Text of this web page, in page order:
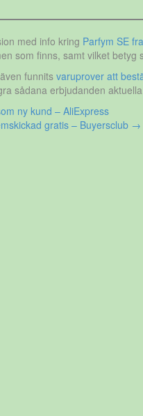
med info kring Parfym SE
som finns, samt vilket betyg
funnits varuprover att
sådana erbjudanden
ny kund – AliExpress
gratis – Buyersclub →